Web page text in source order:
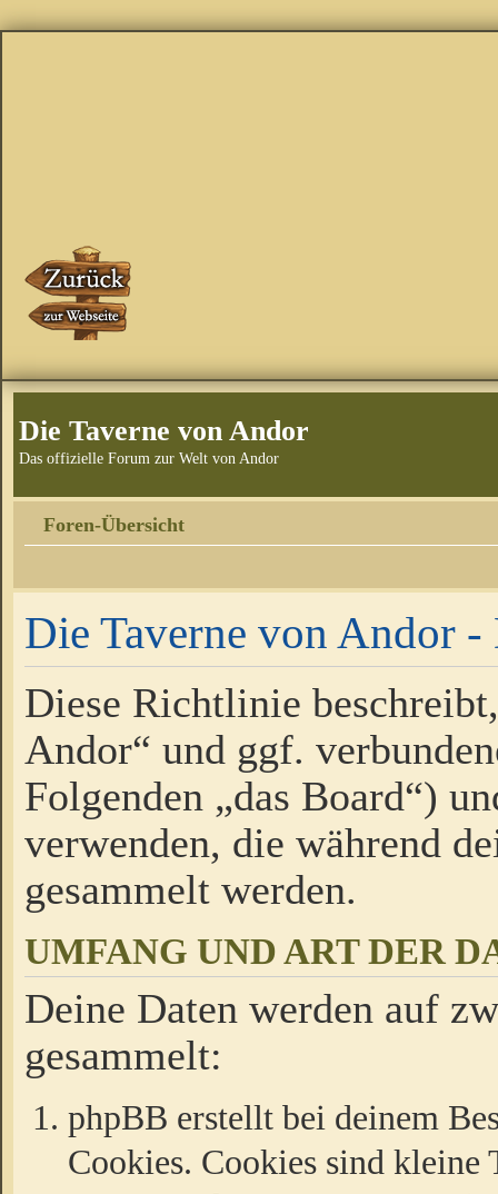
Die Taverne von Andor
Das offizielle Forum zur Welt von Andor
Foren-Übersicht
Die Taverne von Andor
Diese Richtlinie
Andor“ und ggf.
Folgenden „das Board“)
verwenden, die während
gesammelt werden.
UMFANG UND ART DER
Deine Daten werden auf
gesammelt:
phpBB erstellt bei deinem
Cookies. Cookies sind kleine